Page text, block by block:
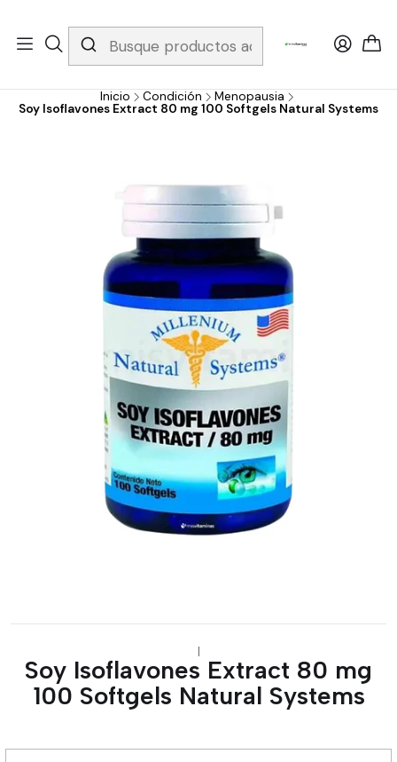
Whatsapp 3229079958/ Fijo 6019251796 / Envios a todo el país y
gratis apartir de 199.000!
Inicio Condición
Menopausia
Soy Isoflavones Extract 80 mg 100 Softgels Natural Systems
|
Soy Isoflavones Extract 80 mg
100 Softgels Natural Systems